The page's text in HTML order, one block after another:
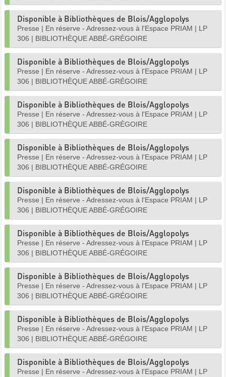
Disponible à Bibliothèques de Blois/Agglopolys
Presse | En réserve - Adressez-vous à l'Espace PRIAM | LP
306 | BIBLIOTHÈQUE ABBÉ-GRÉGOIRE
Disponible à Bibliothèques de Blois/Agglopolys
Presse | En réserve - Adressez-vous à l'Espace PRIAM | LP
306 | BIBLIOTHÈQUE ABBÉ-GRÉGOIRE
Disponible à Bibliothèques de Blois/Agglopolys
Presse | En réserve - Adressez-vous à l'Espace PRIAM | LP
306 | BIBLIOTHÈQUE ABBÉ-GRÉGOIRE
Disponible à Bibliothèques de Blois/Agglopolys
Presse | En réserve - Adressez-vous à l'Espace PRIAM | LP
306 | BIBLIOTHÈQUE ABBÉ-GRÉGOIRE
Disponible à Bibliothèques de Blois/Agglopolys
Presse | En réserve - Adressez-vous à l'Espace PRIAM | LP
306 | BIBLIOTHÈQUE ABBÉ-GRÉGOIRE
Disponible à Bibliothèques de Blois/Agglopolys
Presse | En réserve - Adressez-vous à l'Espace PRIAM | LP
306 | BIBLIOTHÈQUE ABBÉ-GRÉGOIRE
Disponible à Bibliothèques de Blois/Agglopolys
Presse | En réserve - Adressez-vous à l'Espace PRIAM | LP
306 | BIBLIOTHÈQUE ABBÉ-GRÉGOIRE
Disponible à Bibliothèques de Blois/Agglopolys
Presse | En réserve - Adressez-vous à l'Espace PRIAM | LP
306 | BIBLIOTHÈQUE ABBÉ-GRÉGOIRE
Disponible à Bibliothèques de Blois/Agglopolys
Presse | En réserve - Adressez-vous à l'Espace PRIAM | LP